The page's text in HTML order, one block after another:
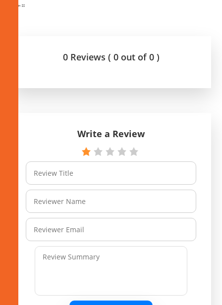
ነው።
0 Reviews ( 0 out of 0 )
Write a Review